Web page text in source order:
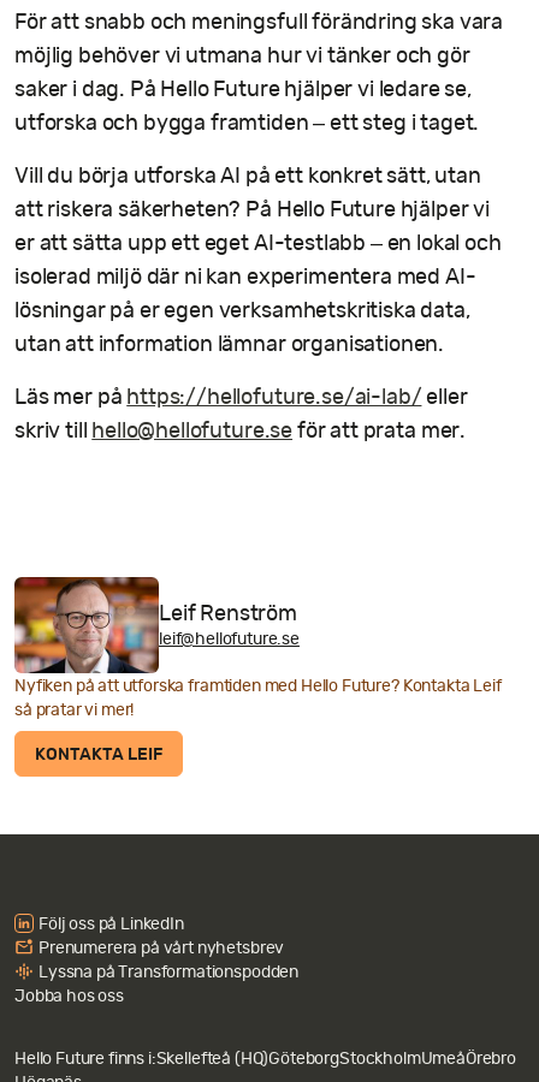
För att snabb och meningsfull förändring ska vara
möjlig behöver vi utmana hur vi tänker och gör
saker i dag. På Hello Future hjälper vi ledare se,
utforska och bygga framtiden – ett steg i taget.
Vill du börja utforska AI på ett konkret sätt, utan
att riskera säkerheten? På Hello Future hjälper vi
er att sätta upp ett eget AI-testlabb – en lokal och
isolerad miljö där ni kan experimentera med AI-
lösningar på er egen verksamhetskritiska data,
utan att information lämnar organisationen.
Läs mer på https://hellofuture.se/ai-lab/ eller
skriv till
hello@hellofuture.se för att prata mer.
Nyfiken på att utforska framtiden med Hello Future? Kontakta Leif
så pratar vi mer!
KONTAKTA LEIF
Leif Renström
leif@hellofuture.se
Följ oss på LinkedIn
Prenumerera på vårt nyhetsbrev
Lyssna på Transformationspodden
Jobba hos oss
Hello Future finns i:Skellefteå (HQ)GöteborgStockholmUmeåÖrebro